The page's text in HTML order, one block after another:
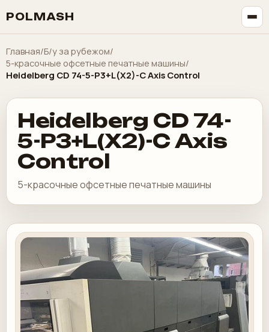
POLMASH
Главная/Б/у за рубежом/
5-красочные офсетные печатные машины/
Heidelberg CD 74-5-P3+L(X2)-C Axis Control
Heidelberg CD 74-
5-P3+L(X2)-C Axis
Control
5-красочные офсетные печатные машины